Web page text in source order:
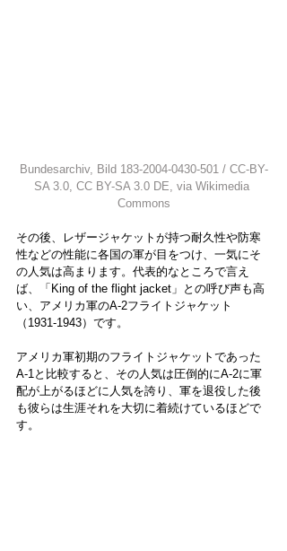
Bundesarchiv, Bild 183-2004-0430-501 / CC-BY-
SA 3.0 CC BY-SA 3.0 DE , via Wikimedia
Commons
その後、レザージャケットが持つ耐久性や防寒
性などの性能に各国の軍が目をつけ、一気にそ
の人気は高まります。代表的なところで言え
ば、「King of the flight jacket」との呼び声も高
い、アメリカ軍のA-2フライトジャケット
（1931-1943）です。
アメリカ軍初期のフライトジャケットであった
A-1と比較すると、その人気は圧倒的にA-2に軍
配が上がるほどに人気を誇り、軍を退役した後
も彼らは生涯それを大切に着続けているほどで
す。